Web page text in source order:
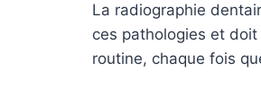
La radiographie
ces pathologies et
routine, chaque fois